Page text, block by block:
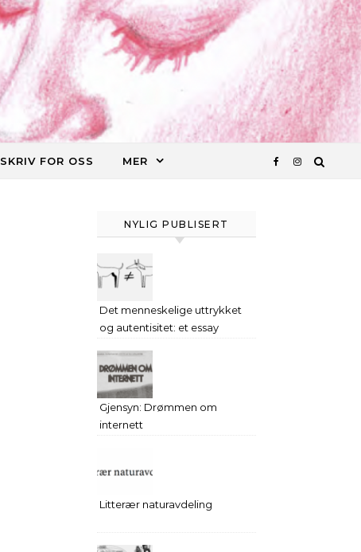
SKRIV FOR OSS MER
NYLIG PUBLISERT
Det menneskelige uttrykket
og autentisitet: et essay
Gjensyn: Drømmen om
internett
Litterær naturavdeling